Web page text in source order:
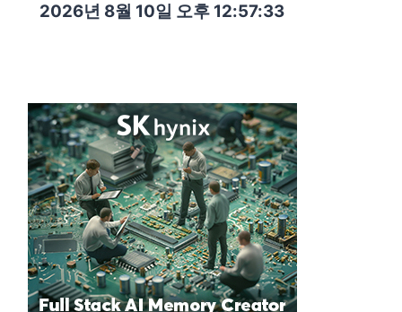
2026년 8월 10일 오후 12:57:35